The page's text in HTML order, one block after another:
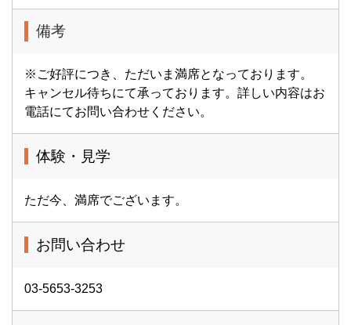
備考
※ご好評につき、ただいま満席となっております。
キャンセル待ちにて承っております。詳しい内容はお
電話にてお問い合わせください。
体験・見学
ただ今、満席でございます。
お問い合わせ
03-5653-3253